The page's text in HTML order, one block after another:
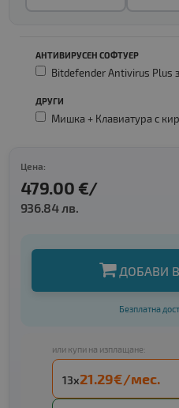
АНТИВИРУСЕН СОФТУЕР
Bitdefender Antivirus Plus
ДРУГИ
Мишка + Клавиатура с
Цена:
479.00 €/
936.84 лв.
ДОБАВИ
Безплатна
или купи на изплащане:
13x21.29€/мес.